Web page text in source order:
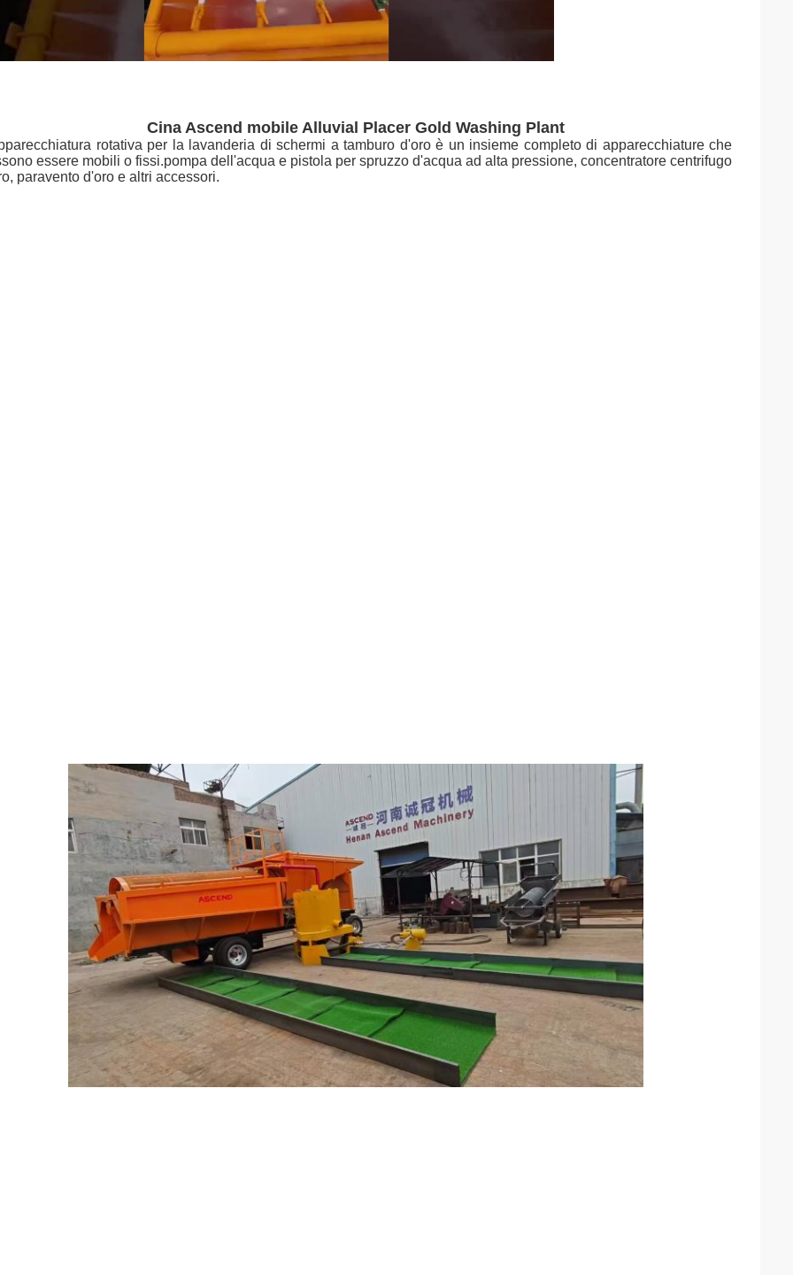
Cina Ascend mobile Alluvial Placer Gold Washing Plant
rotativa per la lavanderia di schermi a tamburo d'oro è un insieme completo di apparecchiature che
essere mobili o fissi.pompa dell'acqua e pistola per spruzzo d'acqua ad alta pressione, concentratore centrifugo
paravento d'oro e altri accessori.